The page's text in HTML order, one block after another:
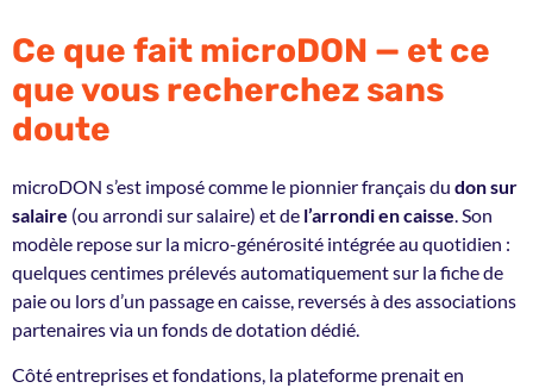
Ce que fait microDON — et ce
que vous recherchez sans
doute
microDON s’est imposé comme le pionnier français du don sur
salaire (ou arrondi sur salaire) et de l’arrondi en caisse . Son
modèle repose sur la micro-générosité intégrée au quotidien :
quelques centimes prélevés automatiquement sur la fiche de
paie ou lors d’un passage en caisse, reversés à des associations
partenaires via un fonds de dotation dédié.
Côté entreprises et fondations, la plateforme prenait en